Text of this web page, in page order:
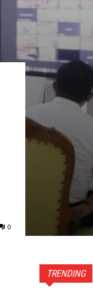
0
TRENDING